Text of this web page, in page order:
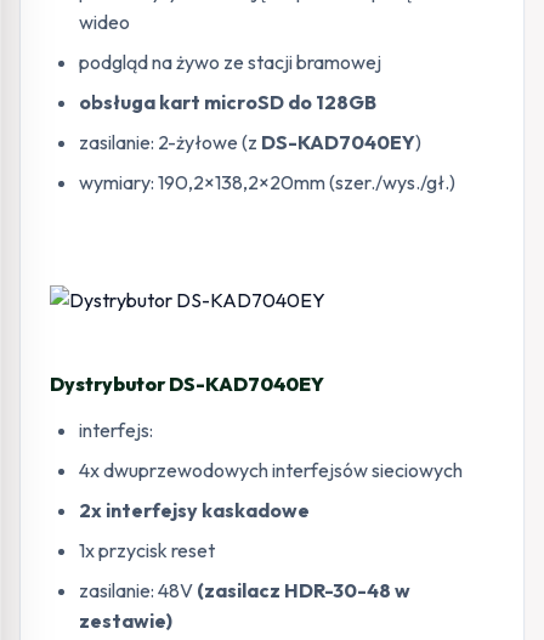
wideo
podgląd na żywo ze stacji bramowej
obsługa kart microSD do 128GB
zasilanie: 2-żyłowe (z DS-KAD7040EY)
wymiary: 190,2×138,2×20mm (szer./wys./gł.)
Dystrybutor DS-KAD7040EY
interfejs:
4x dwuprzewodowych interfejsów sieciowych
2x interfejsy kaskadowe
1x przycisk reset
zasilanie: 48V (zasilacz HDR-30-48 w
zestawie)